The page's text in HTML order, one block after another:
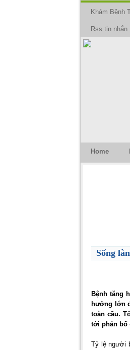
Khám Bệnh
Rss tin nhắn
Home
Sống
Bệnh tăng
hưởng lớn
toàn cầu.
tới phân bố
Tỷ lệ người